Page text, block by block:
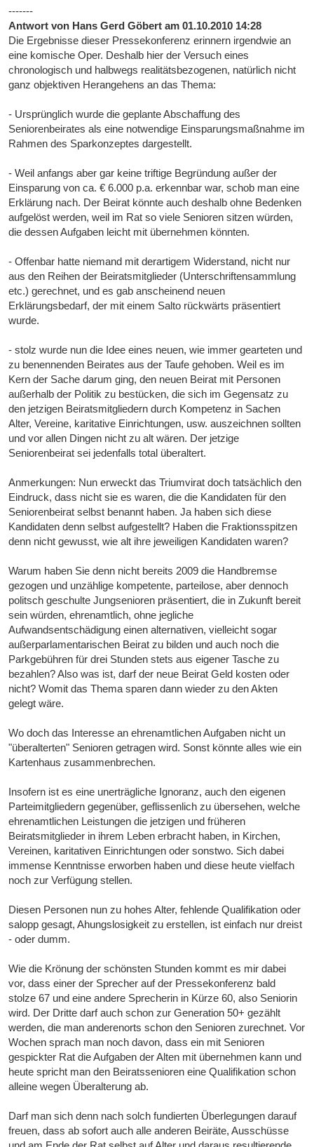
-------
Antwort von Hans Gerd Göbert am 01.10.2010 14:28
Die Ergebnisse dieser Pressekonferenz erinnern irgendwie an
eine komische Oper. Deshalb hier der Versuch eines
chronologisch und halbwegs realitätsbezogenen, natürlich nicht
ganz objektiven Herangehens an das Thema:
- Ursprünglich wurde die geplante Abschaffung des
Seniorenbeirates als eine notwendige Einsparungsmaßnahme im
Rahmen des Sparkonzeptes dargestellt.
- Weil anfangs aber gar keine triftige Begründung außer der
Einsparung von ca. € 6.000 p.a. erkennbar war, schob man eine
Erklärung nach. Der Beirat könnte auch deshalb ohne Bedenken
aufgelöst werden, weil im Rat so viele Senioren sitzen würden,
die dessen Aufgaben leicht mit übernehmen könnten.
- Offenbar hatte niemand mit derartigem Widerstand, nicht nur
aus den Reihen der Beiratsmitglieder (Unterschriftensammlung
etc.) gerechnet, und es gab anscheinend neuen
Erklärungsbedarf, der mit einem Salto rückwärts präsentiert
wurde.
- stolz wurde nun die Idee eines neuen, wie immer gearteten und
zu benennenden Beirates aus der Taufe gehoben. Weil es im
Kern der Sache darum ging, den neuen Beirat mit Personen
außerhalb der Politik zu bestücken, die sich im Gegensatz zu
den jetzigen Beiratsmitgliedern durch Kompetenz in Sachen
Alter, Vereine, karitative Einrichtungen, usw. auszeichnen sollten
und vor allen Dingen nicht zu alt wären. Der jetzige
Seniorenbeirat sei jedenfalls total überaltert.
Anmerkungen: Nun erweckt das Triumvirat doch tatsächlich den
Eindruck, dass nicht sie es waren, die die Kandidaten für den
Seniorenbeirat selbst benannt haben. Ja haben sich diese
Kandidaten denn selbst aufgestellt? Haben die Fraktionsspitzen
denn nicht gewusst, wie alt ihre jeweiligen Kandidaten waren?
Warum haben Sie denn nicht bereits 2009 die Handbremse
gezogen und unzählige kompetente, parteilose, aber dennoch
politsch geschulte Jungsenioren präsentiert, die in Zukunft bereit
sein würden, ehrenamtlich, ohne jegliche
Aufwandsentschädigung einen alternativen, vielleicht sogar
außerparlamentarischen Beirat zu bilden und auch noch die
Parkgebühren für drei Stunden stets aus eigener Tasche zu
bezahlen? Also was ist, darf der neue Beirat Geld kosten oder
nicht? Womit das Thema sparen dann wieder zu den Akten
gelegt wäre.
Wo doch das Interesse an ehrenamtlichen Aufgaben nicht un
"überalterten" Senioren getragen wird. Sonst könnte alles wie ein
Kartenhaus zusammenbrechen.
Insofern ist es eine unerträgliche Ignoranz, auch den eigenen
Parteimitgliedern gegenüber, geflissenlich zu übersehen, welche
ehrenamtlichen Leistungen die jetzigen und früheren
Beiratsmitglieder in ihrem Leben erbracht haben, in Kirchen,
Vereinen, karitativen Einrichtungen oder sonstwo. Sich dabei
immense Kenntnisse erworben haben und diese heute vielfach
noch zur Verfügung stellen.
Diesen Personen nun zu hohes Alter, fehlende Qualifikation oder
salopp gesagt, Ahungslosigkeit zu erstellen, ist einfach nur dreist
- oder dumm.
Wie die Krönung der schönsten Stunden kommt es mir dabei
vor, dass einer der Sprecher auf der Pressekonferenz bald
stolze 67 und eine andere Sprecherin in Kürze 60, also Seniorin
wird. Der Dritte darf auch schon zur Generation 50+ gezählt
werden, die man anderenorts schon den Senioren zurechnet. Vor
Wochen sprach man noch davon, dass ein mit Senioren
gespickter Rat die Aufgaben der Alten mit übernehmen kann und
heute spricht man den Beiratssenioren eine Qualifikation schon
alleine wegen Überalterung ab.
Darf man sich denn nach solch fundierten Überlegungen darauf
freuen, dass ab sofort auch alle anderen Beiräte, Ausschüsse